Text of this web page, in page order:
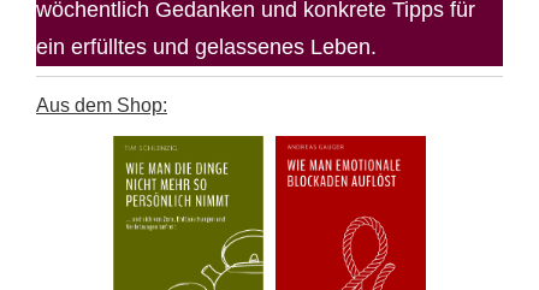
wöchentlich Gedanken und konkrete Tipps für
ein erfülltes und gelassenes Leben.
Aus dem Shop: